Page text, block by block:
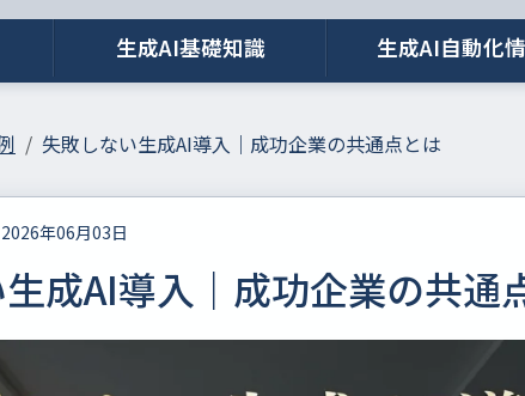
生成AI基礎知識 生成AI自動化
失敗しない生成AI導入｜成功企業の共通点とは
2026年06月03日
成AI導入｜成功企業の共通